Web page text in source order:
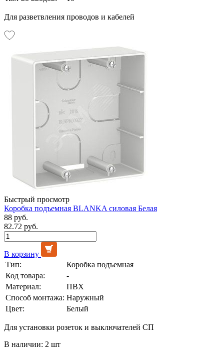
Для разветвления проводов и кабелей
Быстрый просмотр
Коробка подъемная BLANKA силовая Белая
88 руб.
82.72 руб.
В корзину
Тип:
Коробка подъемная
Код товара:
-
Материал:
ПВХ
Способ монтажа: Наружный
Цвет:
Белый
Для установки розеток и выключателей СП
В наличии: 2 шт